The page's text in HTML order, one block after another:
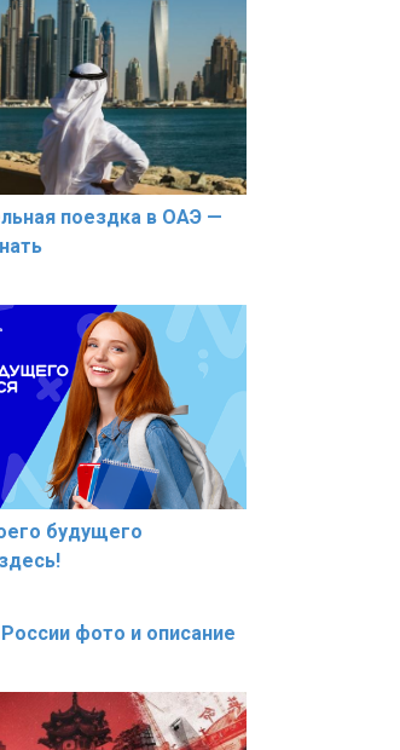
поездка в ОАЭ —
будущего
фото и описание